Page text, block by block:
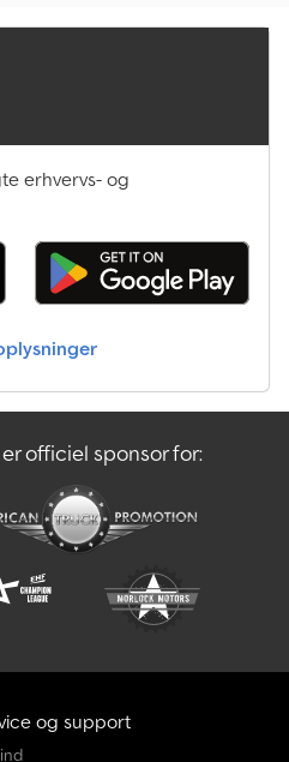
erhvervs- og
officiel sponsor for:
og support